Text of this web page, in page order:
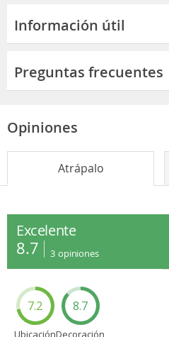
Información útil
Preguntas frecuentes
Opiniones
Atrápalo
Excelente
8.7 3 opiniones
7.2
Ubicación
8.7
Decoración